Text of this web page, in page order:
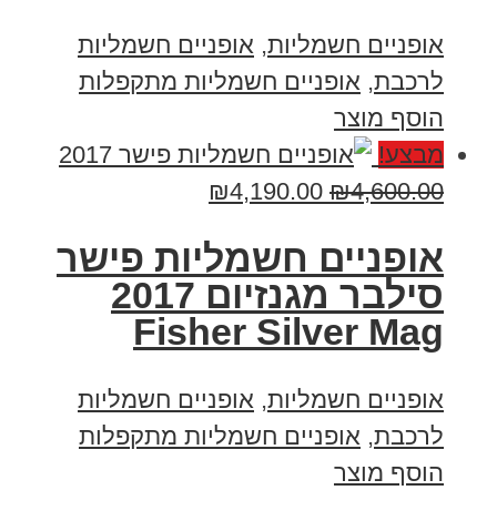
אופניים חשמליות, אופניים חשמליות
לרכבת, אופניים חשמליות מתקפלות
הוסף מוצר
מבצע!
₪4,600.00
₪4,190.00
אופניים חשמליות פישר
סילבר מגנזיום 2017
Fisher Silver Mag
אופניים חשמליות, אופניים חשמליות
לרכבת, אופניים חשמליות מתקפלות
הוסף מוצר